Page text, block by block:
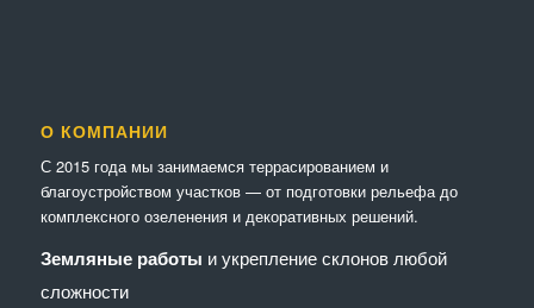
О КОМПАНИИ
С 2015 года мы занимаемся террасированием и
благоустройством участков — от подготовки рельефа до
комплексного озеленения и декоративных решений.
Земляные работы и укрепление склонов любой
сложности